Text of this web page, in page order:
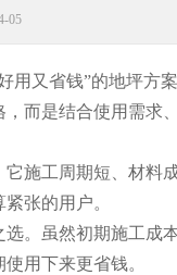
05
用又省钱”的地坪方
而是结合使用需求
施工周期短、材料
张的用户。
。虽然初期施工成
用下来更省钱。